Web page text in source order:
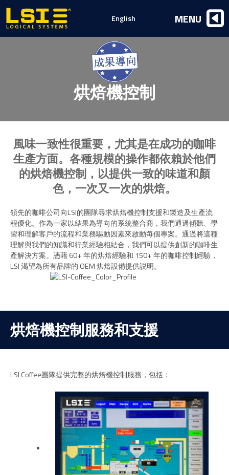
烘焙機控制
風味一致性很重要，尤其是在成功的咖啡
生產方面。各種規模的操作都依賴於他們
的烘焙機控制，以提供一致的味道和顏
色，一次又一次的烘焙。
領先的咖啡公司向LSI的團隊尋求烘焙機控制支援和製造及生產流
程優化。作為一家以結果為導向的系統整合商，我們通過傾聽、學
習和理解客戶的流程和業務驅動因素來啟動每個專案。通過將這種
理解與我們的知識和行業經驗相結合，我們可以提供創新的咖啡生
產解決方案。憑藉 60+ 年的烘焙經驗和 150+ 年的咖啡控制經驗，
LSI 渴望為所有品牌的 OEM 烘焙設備提供説明。
烘焙機控制服務和支援
LSI Coffee團隊提供完整的烘焙機控制服務，包括：
Logical
Systems,
Inc
English MENU